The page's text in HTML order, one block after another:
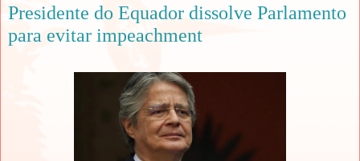
Presidente do Equador dissolve Parlamento
para evitar impeachment